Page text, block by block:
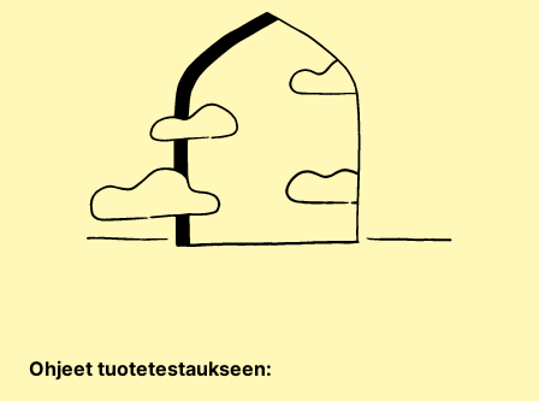
Ohjeet tuotetestaukseen: